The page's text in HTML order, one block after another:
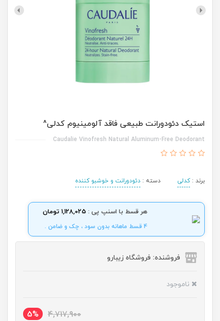
استیک دئودورانت طبیعی فاقد آلومینیوم کدلی^
Caudalie Vinofresh Natural Aluminum-Free Deodorant
برند :کدلی دسته : دئودورانت و خوشبو کننده
هر قسط با اسنپ پی : 1,128,025 تومان
4 قسط ماهانه بدون سود ، چک و ضامن .
فروشنده: فروشگاه زیبارو
ناموجود
4,717,900
5%